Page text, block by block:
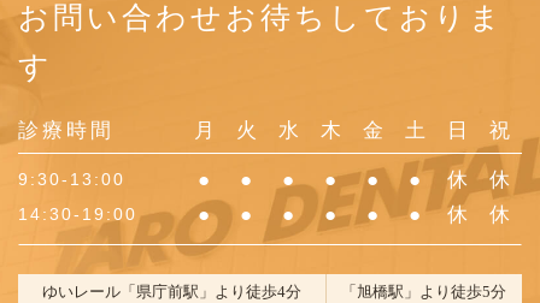
お問い合わせお待ちしておりま
す
診療時間 月 火 水 木 金 土 日 祝
9:30-13:00 ● ● ● ● ● ● 休 休
14:30-19:00 ● ● ● ● ● ● 休 休
ゆいレール「県庁前駅」より徒歩4分 「旭橋駅」より徒歩5分